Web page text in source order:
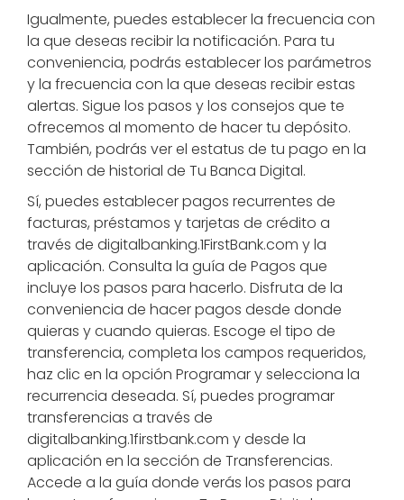
Igualmente, puedes establecer la frecuencia con
la que deseas recibir la notificación. Para tu
conveniencia, podrás establecer los parámetros
y la frecuencia con la que deseas recibir estas
alertas. Sigue los pasos y los consejos que te
ofrecemos al momento de hacer tu depósito.
También, podrás ver el estatus de tu pago en la
sección de historial de Tu Banca Digital.
Sí, puedes establecer pagos recurrentes de
facturas, préstamos y tarjetas de crédito a
través de digitalbanking.1FirstBank.com y la
aplicación. Consulta la guía de Pagos que
incluye los pasos para hacerlo. Disfruta de la
conveniencia de hacer pagos desde donde
quieras y cuando quieras. Escoge el tipo de
transferencia, completa los campos requeridos,
haz clic en la opción Programar y selecciona la
recurrencia deseada. Sí, puedes programar
transferencias a través de
digitalbanking.1firstbank.com y desde la
aplicación en la sección de Transferencias.
Accede a la guía donde verás los pasos para